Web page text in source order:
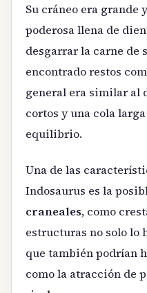
Su cráneo era grande
poderosa llena de
desgarrar la carne de
encontrado restos
general era similar al
cortos y una cola
equilibrio.
Una de las
Indosaurus es la
craneales, como
estructuras no solo
que también podrían
como la atracción de